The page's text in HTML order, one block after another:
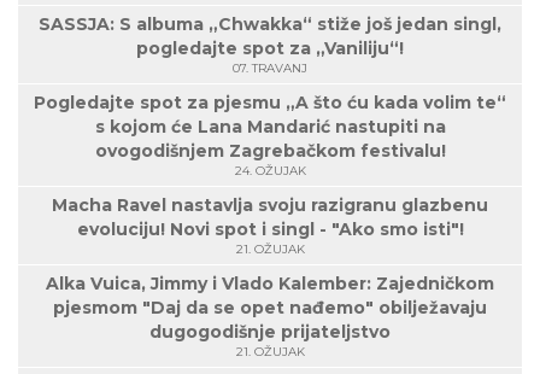
SASSJA: S albuma „Chwakka“ stiže još jedan singl,
pogledajte spot za „Vaniliju“!
07. TRAVANJ
Pogledajte spot za pjesmu „A što ću kada volim te“
s kojom će Lana Mandarić nastupiti na
ovogodišnjem Zagrebačkom festivalu!
24. OŽUJAK
Macha Ravel nastavlja svoju razigranu glazbenu
evoluciju! Novi spot i singl - "Ako smo isti"!
21. OŽUJAK
Alka Vuica, Jimmy i Vlado Kalember: Zajedničkom
pjesmom "Daj da se opet nađemo" obilježavaju
dugogodišnje prijateljstvo
21. OŽUJAK